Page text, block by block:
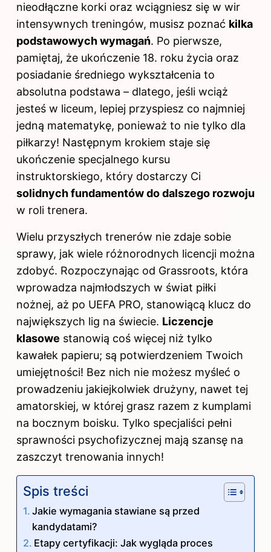
nieodłączne korki oraz wciągniesz się w wir
intensywnych treningów, musisz poznać kilka
podstawowych wymagań. Po pierwsze,
pamiętaj, że ukończenie 18. roku życia oraz
posiadanie średniego wykształcenia to
absolutna podstawa – dlatego, jeśli wciąż
jesteś w liceum, lepiej przyspiesz co najmniej
jedną matematykę, ponieważ to nie tylko dla
piłkarzy! Następnym krokiem staje się
ukończenie specjalnego kursu
instruktorskiego, który dostarczy Ci
solidnych fundamentów do dalszego rozwoju
w roli trenera.
Wielu przyszłych trenerów nie zdaje sobie
sprawy, jak wiele różnorodnych licencji można
zdobyć. Rozpoczynając od Grassroots, która
wprowadza najmłodszych w świat piłki
nożnej, aż po UEFA PRO, stanowiącą klucz do
największych lig na świecie. Liczencje
klasowe stanowią coś więcej niż tylko
kawałek papieru; są potwierdzeniem Twoich
umiejętności! Bez nich nie możesz myśleć o
prowadzeniu jakiejkolwiek drużyny, nawet tej
amatorskiej, w której grasz razem z kumplami
na bocznym boisku. Tylko specjaliści pełni
sprawności psychofizycznej mają szansę na
zaszczyt trenowania innych!
Spis treści
Jakie wymagania stawiane są przed
kandydatami?
Etapy certyfikacji: Jak wygląda proces